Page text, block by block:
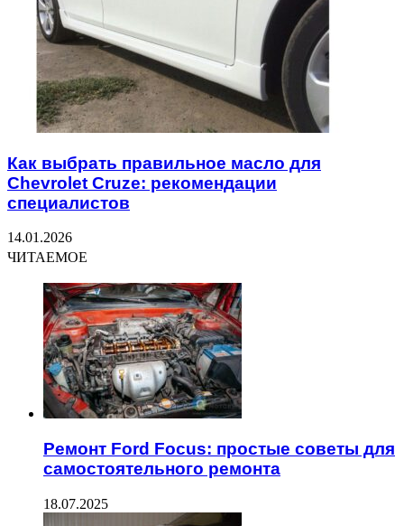
Как выбрать правильное масло для
Chevrolet Cruze: рекомендации
специалистов
14.01.2026
ЧИТАЕМОЕ
Ремонт Ford Focus: простые советы для
самостоятельного ремонта
18.07.2025